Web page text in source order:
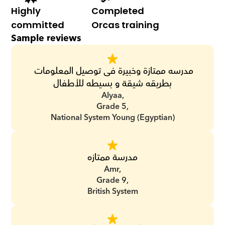
Highly
committed
Completed
Orcas training
Sample reviews
بطريقه شيقة و بسيطه للأطفال
Alyaa,
Grade 5,
National System Young (Egyptian)
مدرسة ممتازه
Amr,
Grade 9,
British System